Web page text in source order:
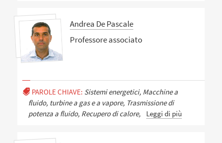
Andrea De Pascale
Professore associato
PAROLE CHIAVE: Sistemi energetici, Macchine a
fluido, turbine a gas e a vapore, Trasmissione di
potenza a fluido, Recupero di calore,
Leggi di più